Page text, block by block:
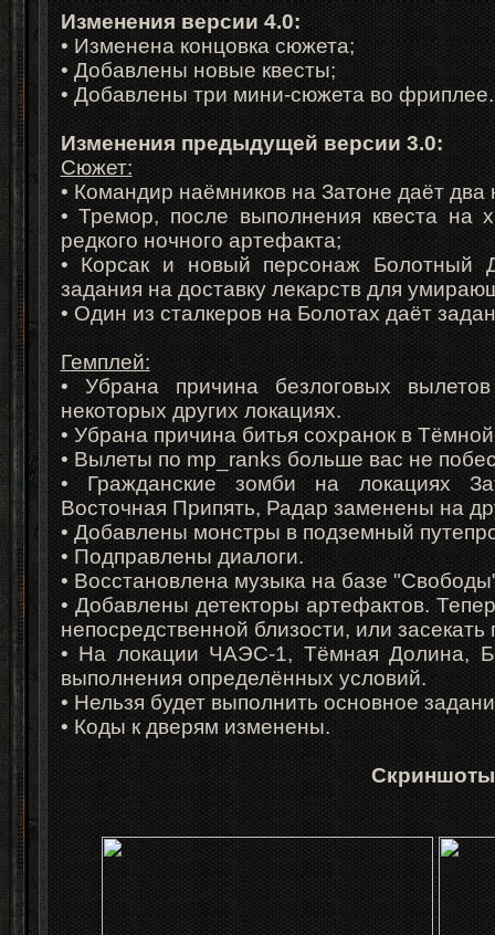
Изменения версии 4.0:
• Изменена концовка сюжета;
• Добавлены новые квесты;
• Добавлены три мини-сюжета во фриплее.
Изменения предыдущей версии 3.0:
Сюжет:
• Командир наёмников на Затоне даёт два
• Тремор, после выполнения квеста на
редкого ночного артефакта;
• Корсак и новый персонаж Болотный
задания на доставку лекарств для
• Один из сталкеров на Болотах даёт
Гемплей:
• Убрана причина безлоговых
некоторых других локациях.
• Убрана причина битья сохранок в
• Вылеты по mp_ranks больше вас не
• Гражданские зомби на локациях
Восточная Припять, Радар заменены на
• Добавлены монстры в подземный
• Подправлены диалоги.
• Восстановлена музыка на базе
• Добавлены детекторы артефактов.
непосредственной близости, или
• На локации ЧАЭС-1, Тёмная Долина,
выполнения определённых условий.
• Нельзя будет выполнить основное
• Коды к дверям изменены.